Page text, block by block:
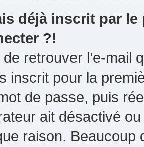
déjà inscrit par
?!
retrouver l’e-mail
inscrit pour la
de passe, puis
ait désactivé
raison. Beaucoup